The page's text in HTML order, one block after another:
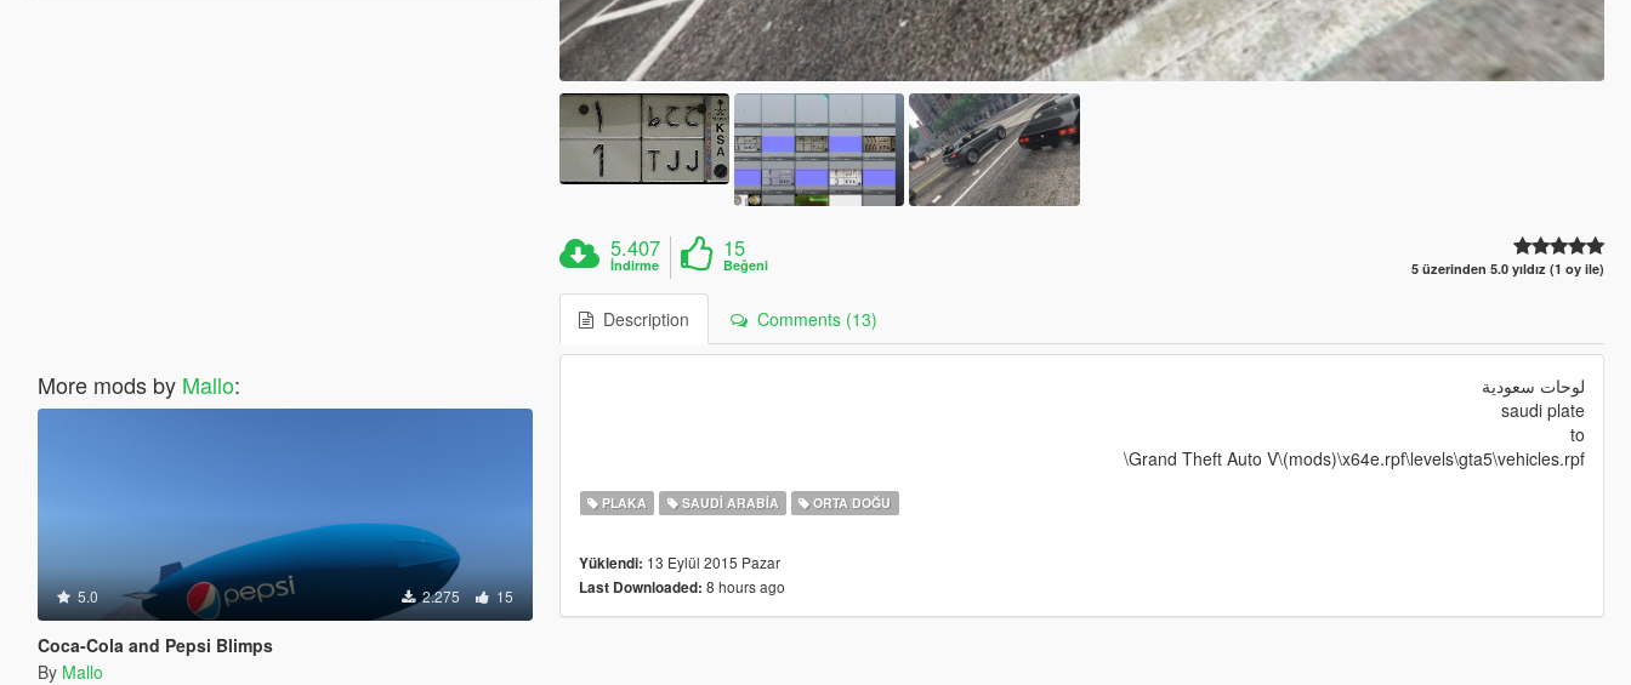
More mods by Mallo:
5.0 2.275 15
Coca-Cola and Pepsi Blimps
By Mallo
5.407
İndirme
15
Beğeni 5 üzerinden 5.0 yıldız (1 oy ile)
Description Comments (13)
لوحات سعودية
saudi plate
to
Grand Theft Auto V\(mods)\x64e.rpf\levels\gta5\vehicles.rpf\
PLAKA SAUDI ARABIA ORTA DOĞU
Yüklendi: 13 Eylül 2015 Pazar
Last Downloaded: 8 hours ago